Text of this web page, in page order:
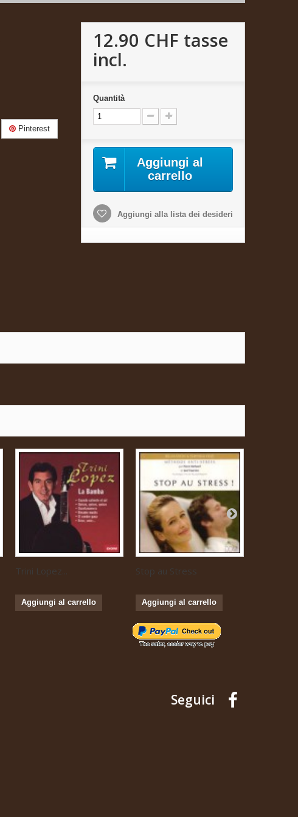
Pinterest
12.90 CHF tasse
incl.
Quantità
Aggiungi al
carrello
Aggiungi alla lista dei desideri
Trini Lopez...
Aggiungi al carrello
Stop au Stress
Aggiungi al carrello
Seguici